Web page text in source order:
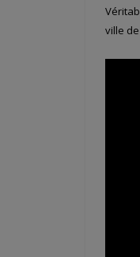
ville